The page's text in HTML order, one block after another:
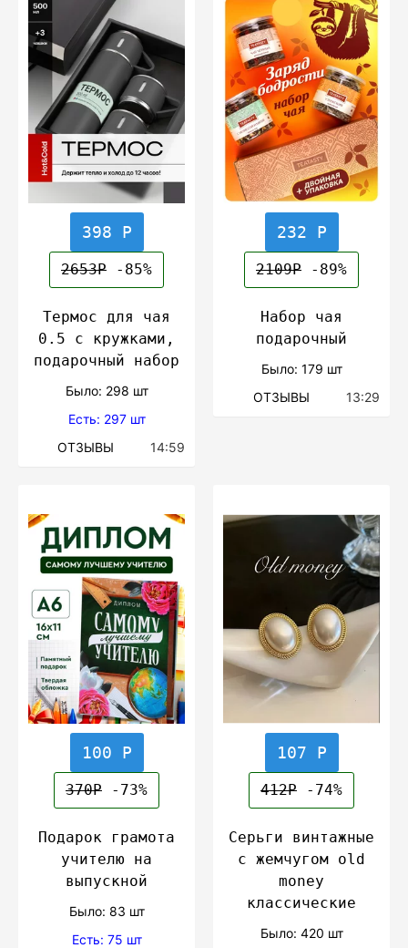
398 Р
2653Р -85%
Термос для чая
0.5 с кружками,
подарочный набор
Было: 298 шт
Есть: 297 шт
ОТЗЫВЫ
14:59
232 Р
2109Р -89%
Набор чая
подарочный
Было: 179 шт
ОТЗЫВЫ
13:29
100 Р
370Р -73%
Подарок грамота
учителю на
выпускной
Было: 83 шт
Есть: 75 шт
107 Р
412Р -74%
Серьги винтажные
с жемчугом old
money
классические
Было: 420 шт